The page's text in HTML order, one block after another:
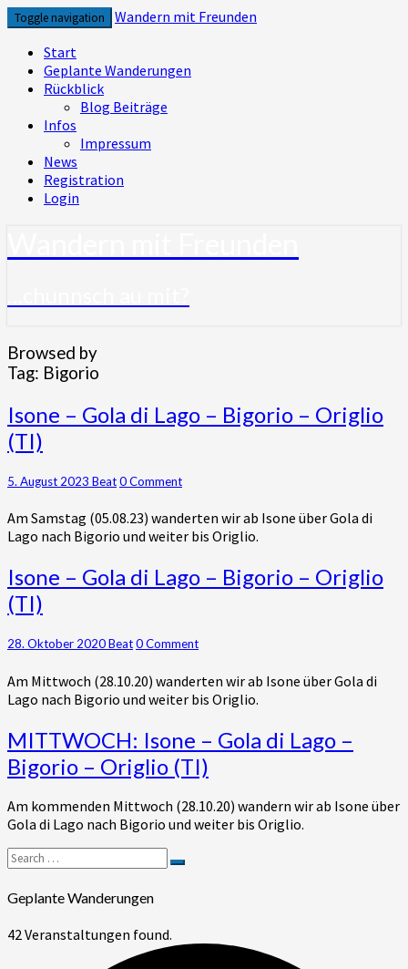
Skip
to
content
Toggle navigation
Wandern mit Freunden
Start
Geplante Wanderungen
Rückblick
Blog Beiträge
Infos
Impressum
News
Registration
Login
Browsed by
Tag: Bigorio
Isone
–
Gola
Lago
Bigorio
–
(TI)
Isone – Gola di Lago – Bigorio – Origlio
(TI)
5. August 2023 BeatComments
0 Comment
Am Samstag (05.08.23) wanderten wir ab Isone über Gola di
Lago nach Bigorio und weiter bis Origlio.
Isone
–
Gola
Lago
Bigorio
–
(TI)
Isone – Gola di Lago – Bigorio – Origlio
(TI)
28. Oktober 2020BeatComments
0 Comment
Am Mittwoch (28.10.20) wanderten wir ab Isone über Gola di
Lago nach Bigorio und weiter bis Origlio.
MITTWOCH:
Isone
–
di
Lago
–
Bigorio
Origlio
MITTWOCH: Isone – Gola di Lago –
Bigorio – Origlio (TI)
Am kommenden Mittwoch (28.10.20) wandern wir ab Isone über
Gola di Lago nach Bigorio und weiter bis Origlio.
Search
for:
Search
Geplante Wanderungen
42 Veranstaltungen found.